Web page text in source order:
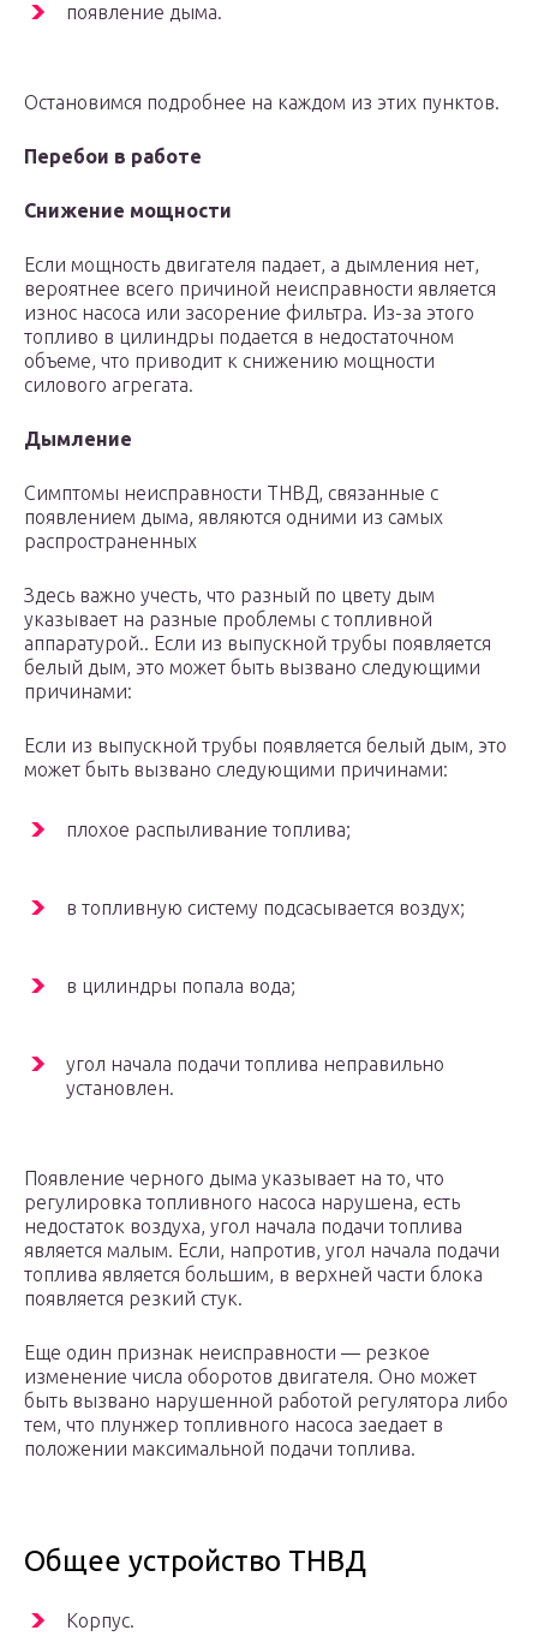
появление дыма.
Остановимся подробнее на каждом из этих пунктов.
Перебои в работе
Снижение мощности
Если мощность двигателя падает, а дымления нет,
вероятнее всего причиной неисправности является
износ насоса или засорение фильтра. Из-за этого
топливо в цилиндры подается в недостаточном
объеме, что приводит к снижению мощности
силового агрегата.
Дымление
Симптомы неисправности ТНВД, связанные с
появлением дыма, являются одними из самых
распространенных
Здесь важно учесть, что разный по цвету дым
указывает на разные проблемы с топливной
аппаратурой.. Если из выпускной трубы появляется
белый дым, это может быть вызвано следующими
причинами:
Если из выпускной трубы появляется белый дым, это
может быть вызвано следующими причинами:
плохое распыливание топлива;
в топливную систему подсасывается воздух;
в цилиндры попала вода;
угол начала подачи топлива неправильно
установлен.
Появление черного дыма указывает на то, что
регулировка топливного насоса нарушена, есть
недостаток воздуха, угол начала подачи топлива
является малым. Если, напротив, угол начала подачи
топлива является большим, в верхней части блока
появляется резкий стук.
Еще один признак неисправности — резкое
изменение числа оборотов двигателя. Оно может
быть вызвано нарушенной работой регулятора либо
тем, что плунжер топливного насоса заедает в
положении максимальной подачи топлива.
Общее устройство ТНВД
Корпус.